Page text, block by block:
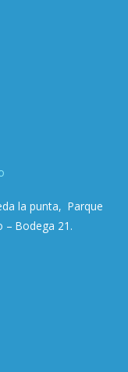
la punta, Parque
– Bodega 21.